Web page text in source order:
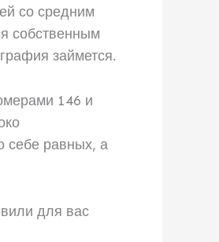
со средним
собственным
займется.
146 и
себе равных, а
для вас